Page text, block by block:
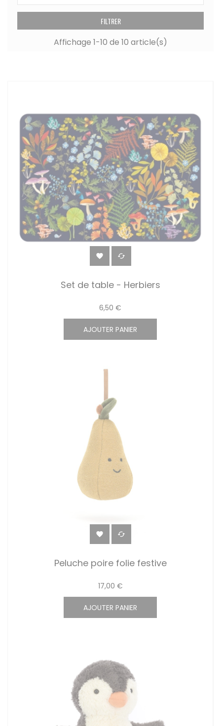
FILTRER
Affichage 1-10 de 10 article(s)
 
Set de table - Herbiers
6,50 €
AJOUTER PANIER
 
Peluche poire folie festive
17,00 €
AJOUTER PANIER